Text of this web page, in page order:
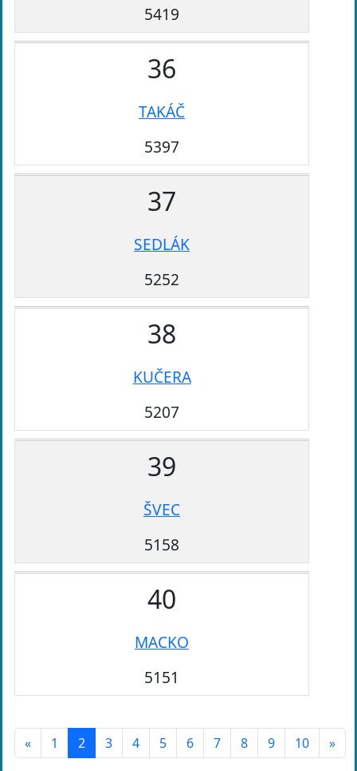
5419
36
TAKÁČ
5397
37
SEDLÁK
5252
38
KUČERA
5207
39
ŠVEC
5158
40
MACKO
5151
« 1 2 3 4 5 6 7 8 9 10 »